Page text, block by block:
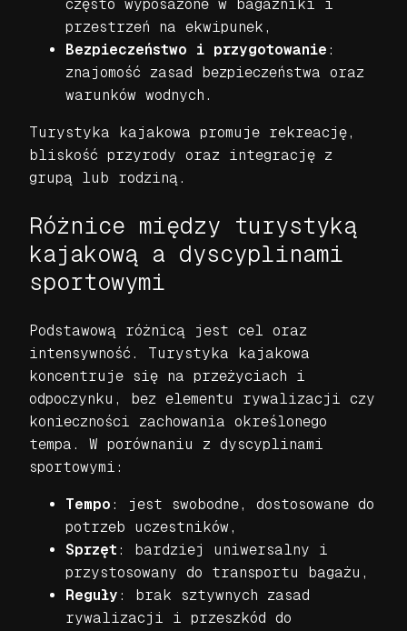
często wyposażone w bagażniki i
przestrzeń na ekwipunek,
Bezpieczeństwo i przygotowanie :
znajomość zasad bezpieczeństwa oraz
warunków wodnych.
Turystyka kajakowa promuje rekreację,
bliskość przyrody oraz integrację z
grupą lub rodziną.
Różnice między turystyką
kajakową a dyscyplinami
sportowymi
Podstawową różnicą jest cel oraz
intensywność. Turystyka kajakowa
koncentruje się na przeżyciach i
odpoczynku, bez elementu rywalizacji czy
konieczności zachowania określonego
tempa. W porównaniu z dyscyplinami
sportowymi:
Tempo : jest swobodne, dostosowane do
potrzeb uczestników,
Sprzęt : bardziej uniwersalny i
przystosowany do transportu bagażu,
Reguły : brak sztywnych zasad
rywalizacji i przeszkód do